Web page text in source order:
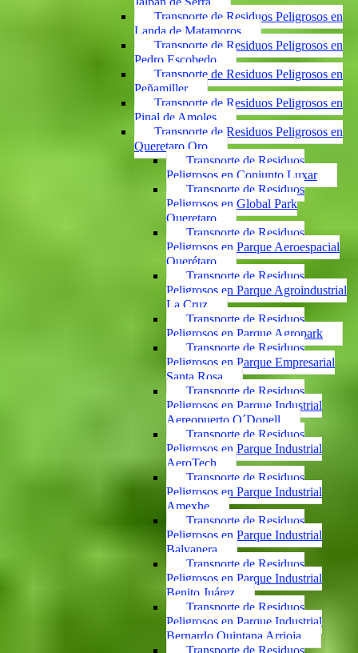
Transporte de Residuos Peligrosos en
Landa de Matamoros
Transporte de Residuos Peligrosos en
Pedro Escobedo
Transporte de Residuos Peligrosos en
Peñamiller
Transporte de Residuos Peligrosos en
Pinal de Amoles
Transporte de Residuos Peligrosos en
Queretaro Qro
Transporte de Residuos
Peligrosos en Conjunto Luxar
Transporte de Residuos
Peligrosos en Global Park
Queretaro
Transporte de Residuos
Peligrosos en Parque Aeroespacial
Querétaro
Transporte de Residuos
Peligrosos en Parque Agroindustrial
La Cruz
Transporte de Residuos
Peligrosos en Parque Agropark
Transporte de Residuos
Peligrosos en Parque Empresarial
Santa Rosa
Transporte de Residuos
Peligrosos en Parque Industrial
Aereopuerto O´Donell
Transporte de Residuos
Peligrosos en Parque Industrial
AeroTech
Transporte de Residuos
Peligrosos en Parque Industrial
Amexhe
Transporte de Residuos
Peligrosos en Parque Industrial
Balvanera
Transporte de Residuos
Peligrosos en Parque Industrial
Benito Juárez
Transporte de Residuos
Peligrosos en Parque Industrial
Bernardo Quintana Arrioja
Transporte de Residuos